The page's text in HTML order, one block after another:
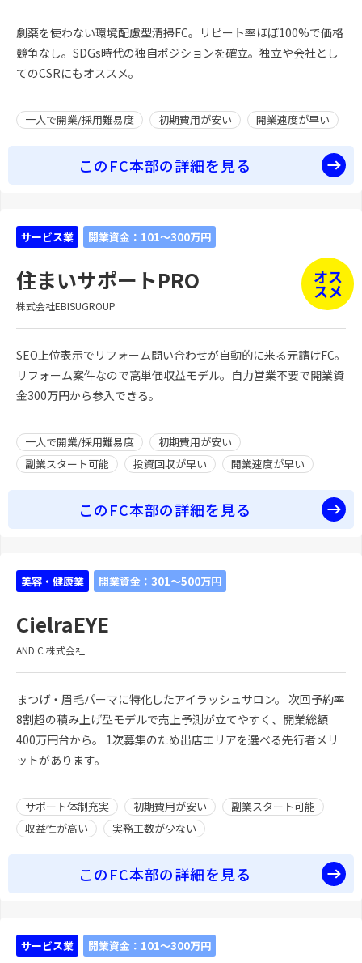
劇薬を使わない環境配慮型清掃FC。リピート率ほぼ100%で価格
競争なし。SDGs時代の独自ポジションを確立。独立や会社とし
てのCSRにもオススメ。
一人で開業/採用難易度 初期費用が安い 開業速度が早い
このFC本部の詳細を見る
サービス業 開業資金：101～300万円
オス
スメ
住まいサポートPRO
株式会社EBISUGROUP
SEO上位表示でリフォーム問い合わせが自動的に来る元請けFC。
リフォーム案件なので高単価収益モデル。自力営業不要で開業資
金300万円から参入できる。
一人で開業/採用難易度
初期費用が安い
副業スタート可能
投資回収が早い 開業速度が早い
このFC本部の詳細を見る
美容・健康業 開業資金：301～500万円
CielraEYE
AND C 株式会社
まつげ・眉毛パーマに特化したアイラッシュサロン。 次回予約率
8割超の積み上げ型モデルで売上予測が立てやすく、開業総額
400万円台から。 1次募集のため出店エリアを選べる先行者メリ
ットがあります。
サポート体制充実 初期費用が安い
副業スタート可能
収益性が高い
実務工数が少ない
このFC本部の詳細を見る
サービス業 開業資金：101～300万円